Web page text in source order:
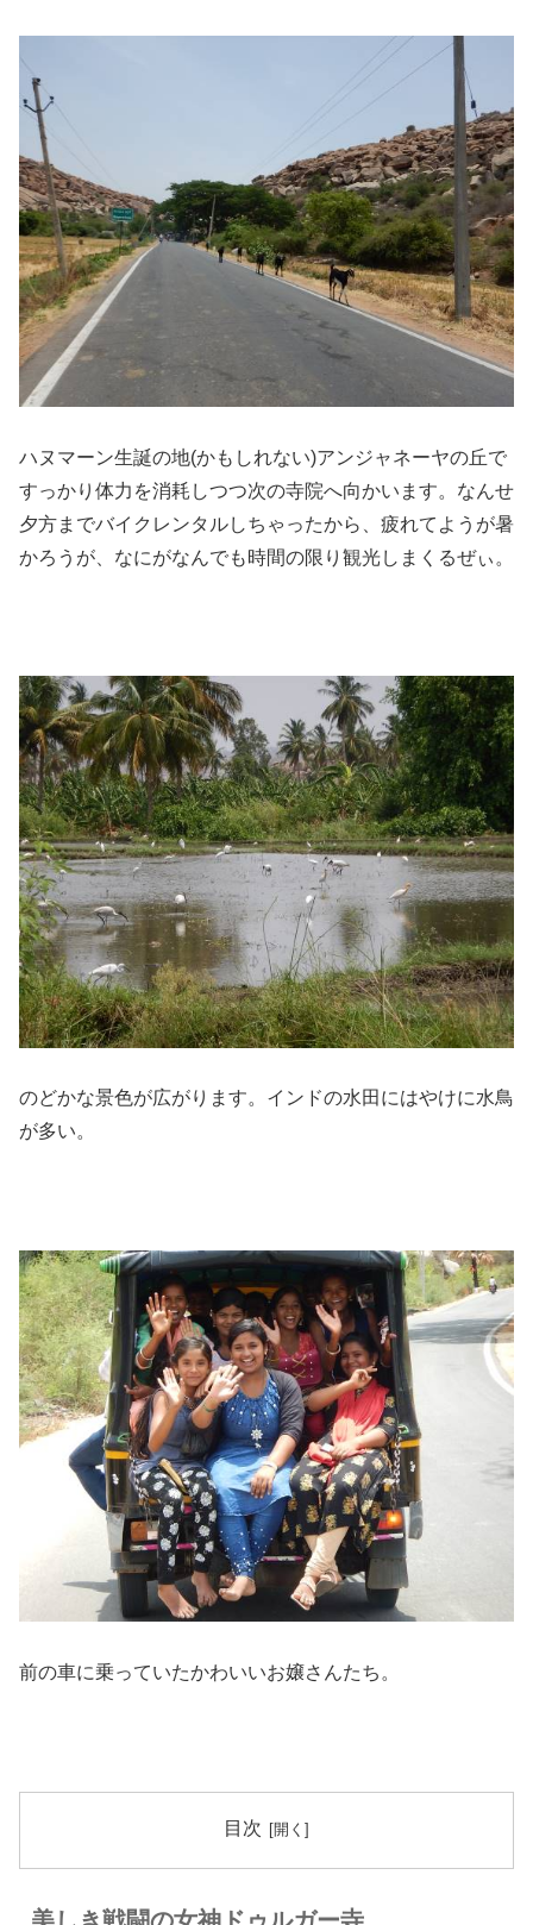
ハヌマーン生誕の地(かもしれない)アンジャネーヤの丘で
すっかり体力を消耗しつつ次の寺院へ向かいます。なんせ
夕方までバイクレンタルしちゃったから、疲れてようが暑
かろうが、なにがなんでも時間の限り観光しまくるぜぃ。
のどかな景色が広がります。インドの水田にはやけに水鳥
が多い。
前の車に乗っていたかわいいお嬢さんたち。
目次